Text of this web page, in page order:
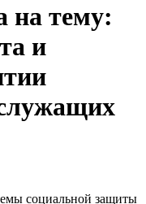
на тему:
и
социальной защиты